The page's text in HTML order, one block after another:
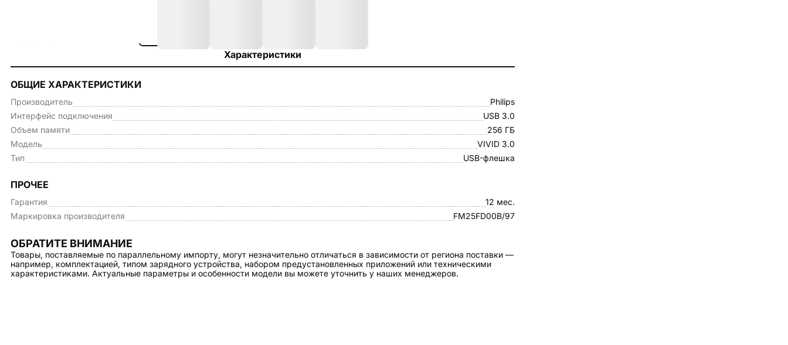
Характеристики
ОБЩИЕ ХАРАКТЕРИСТИКИ
Производитель
Philips
Интерфейс подключения
USB 3.0
Объем памяти
256 ГБ
Модель
VIVID 3.0
Тип
USB-флешка
ПРОЧЕЕ
Гарантия
12 мес.
Маркировка производителя
FM25FD00B/97
ОБРАТИТЕ ВНИМАНИЕ
Товары, поставляемые по параллельному импорту, могут незначительно отличаться в зависимости от региона поставки —
например, комплектацией, типом зарядного устройства, набором предустановленных приложений или техническими
характеристиками. Актуальные параметры и особенности модели вы можете уточнить у наших менеджеров.